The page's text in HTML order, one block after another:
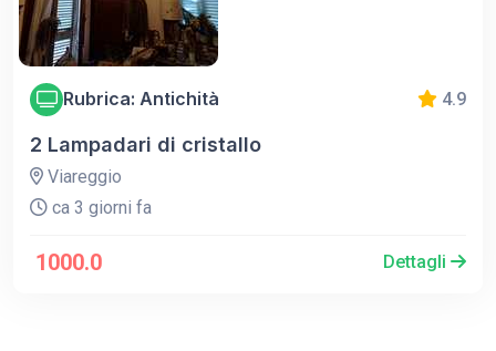
Rubrica: Antichità 4.9
2 Lampadari di cristallo
Viareggio
ca 3 giorni fa
1000.0 Dettagli